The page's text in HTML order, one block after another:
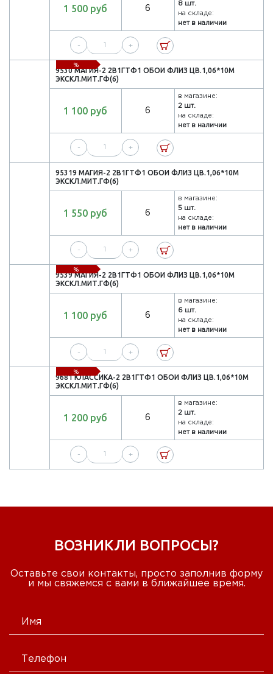
1 500 руб 6
8 шт.
на складе:
нет в наличии
- +
%
9530 МАГИЯ-2 2В1ГТФ1 ОБОИ ФЛИЗ ЦВ.1,06*10М
ЭКСКЛ.МИТ.ГФ(6)
1 100 руб 6
в магазине:
2 шт.
на складе:
нет в наличии
- +
95319 МАГИЯ-2 2В1ГТФ1 ОБОИ ФЛИЗ ЦВ.1,06*10М
ЭКСКЛ.МИТ.ГФ(6)
1 550 руб 6
в магазине:
5 шт.
на складе:
нет в наличии
- +
%
9539 МАГИЯ-2 2В1ГТФ1 ОБОИ ФЛИЗ ЦВ.1,06*10М
ЭКСКЛ.МИТ.ГФ(6)
1 100 руб 6
в магазине:
6 шт.
на складе:
нет в наличии
- +
%
9681 КЛАССИКА-2 2В1ГТФ1 ОБОИ ФЛИЗ ЦВ.1,06*10М
ЭКСКЛ.МИТ.ГФ(6)
1 200 руб 6
в магазине:
2 шт.
на складе:
нет в наличии
- +
ВОЗНИКЛИ ВОПРОСЫ?
Оставьте свои контакты, просто заполнив форму
и мы свяжемся с вами в ближайшее время.